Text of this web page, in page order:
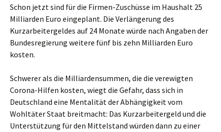
Schon jetzt sind für die Firmen-Zuschüsse im Haushalt 25
Milliarden Euro eingeplant. Die Verlängerung des
Kurzarbeitergeldes auf 24 Monate würde nach Angaben der
Bundesregierung weitere fünf bis zehn Milliarden Euro
kosten.
Schwerer als die Milliardensummen, die die verewigten
Corona-Hilfen kosten, wiegt die Gefahr, dass sich in
Deutschland eine Mentalität der Abhängigkeit vom
Wohltäter Staat breitmacht: Das Kurzarbeitergeld und die
Unterstützung für den Mittelstand würden dann zu einer